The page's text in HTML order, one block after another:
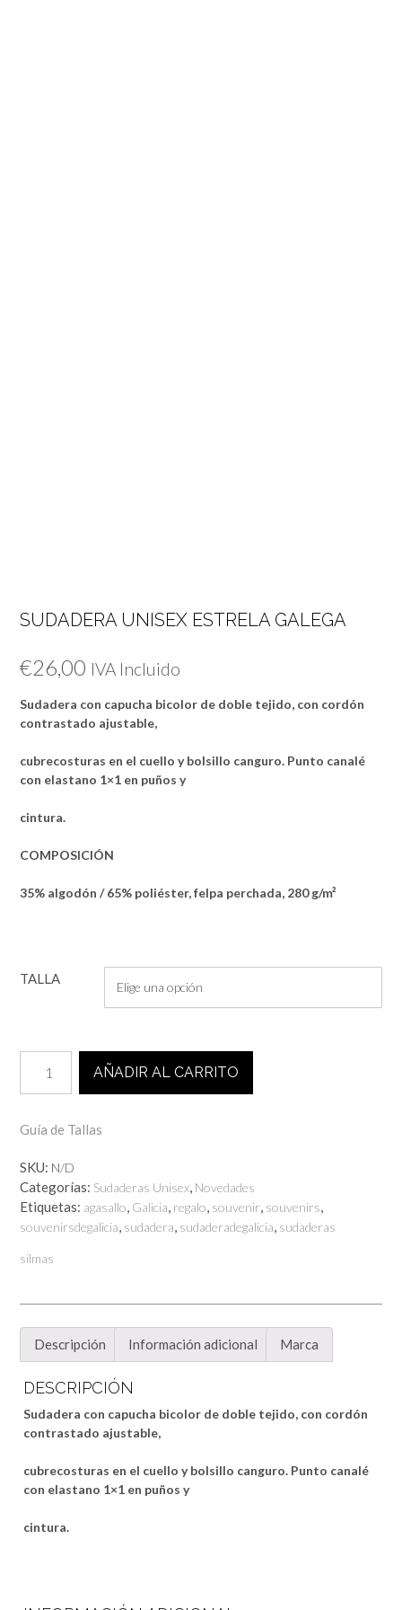
SUDADERA UNISEX ESTRELA GALEGA
€26,00 IVA Incluido
Sudadera con capucha bicolor de doble tejido, con cordón
contrastado ajustable,
cubrecosturas en el cuello y bolsillo canguro. Punto canalé
con elastano 1×1 en puños y
cintura.
COMPOSICIÓN
35% algodón / 65% poliéster, felpa perchada, 280 g/m²
TALLA
UNISEX
ESTRELA
cantidad
AÑADIR AL CARRITO
Guía de Tallas
SKU: N/D
Categorías: Sudaderas Unisex, Novedades
Etiquetas: agasallo, Galicia, regalo, souvenir, souvenirs,
souvenirsdegalicia, sudadera, sudaderadegalicia, sudaderas
silmas
Descripción Información adicional Marca
DESCRIPCIÓN
Sudadera con capucha bicolor de doble tejido, con cordón
contrastado ajustable,
cubrecosturas en el cuello y bolsillo canguro. Punto canalé
con elastano 1×1 en puños y
cintura.